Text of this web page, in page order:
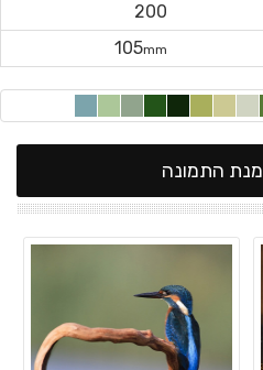
200
105mm
התמונה